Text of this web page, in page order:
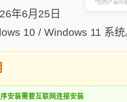
*您的产品可
年6月25日
10 / Windows 11 系统
安装需要互联网连接安装